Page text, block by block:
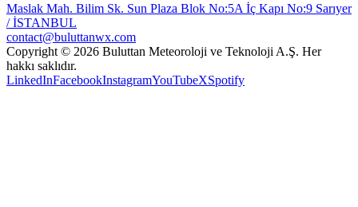
Maslak Mah. Bilim Sk. Sun Plaza Blok No:5A İç Kapı No:9 Sarıyer
/ İSTANBUL
contact@buluttanwx.com
Copyright © 2026 Buluttan Meteoroloji ve Teknoloji A.Ş. Her
hakkı saklıdır.
LinkedInFacebookInstagramYouTubeXSpotify